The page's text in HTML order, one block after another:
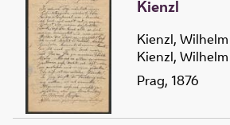
Kienzl
Kienzl, Wilhelm
Kienzl, Wilhelm
Prag, 1876